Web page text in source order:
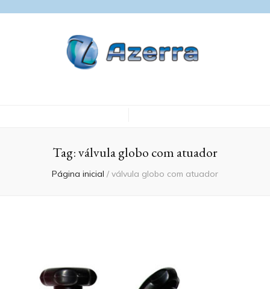
Tag:válvula globo com atuador
Página inicial / válvula globo com atuador